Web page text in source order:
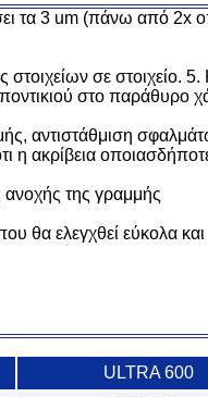
τα 3 um (πάνω από 2x
σε στοιχείο. 5.
στο παράθυρο
αντιστάθμιση
η ακρίβεια
ανοχής της γραμμής
θα ελεγχθεί εύκολα και
ULTRA 600